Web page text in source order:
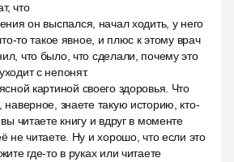
что
он выспался, начал ходить, у него
то такое явное, и плюс к этому врач
что было, что сделали, почему это
с непонят.
картиной своего здоровья. Что
знаете такую историю, кто-
читаете книгу и вдруг в моменте
не читаете. Ну и хорошо, что если это
где-то в руках или читаете